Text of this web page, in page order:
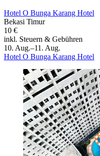
Hotel O Bunga Karang Hotel
Bekasi Timur
10 €
inkl. Steuern & Gebühren
10. Aug.–11. Aug.
Hotel O Bunga Karang Hotel